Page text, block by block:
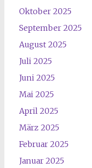
Oktober 2025
September 2025
August 2025
Juli 2025
Juni 2025
Mai 2025
April 2025
März 2025
Februar 2025
Januar 2025